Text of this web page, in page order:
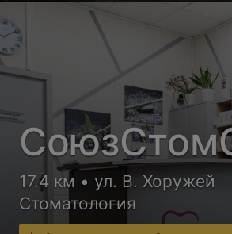
17.4 км • ул. В. Хоружей
Стоматология